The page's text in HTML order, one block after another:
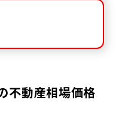
不動産相場価格